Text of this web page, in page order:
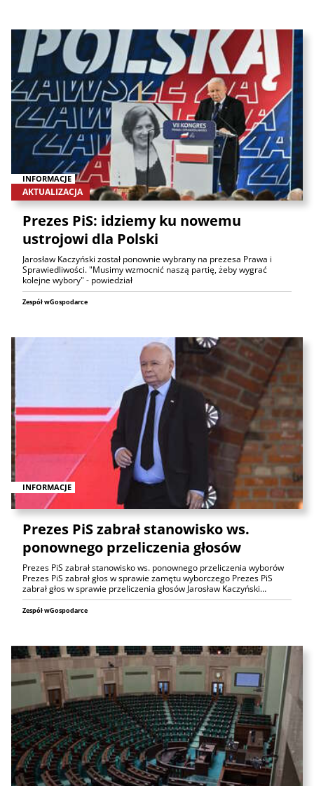
INFORMACJE
AKTUALIZACJA
Prezes PiS: idziemy ku nowemu
ustrojowi dla Polski
Jarosław Kaczyński został ponownie wybrany na prezesa Prawa i
Sprawiedliwości. "Musimy wzmocnić naszą partię, żeby wygrać
kolejne wybory" - powiedział
Zespół wGospodarce
INFORMACJE
Prezes PiS zabrał stanowisko ws.
ponownego przeliczenia głosów
Prezes PiS zabrał stanowisko ws. ponownego przeliczenia wyborów
Prezes PiS zabrał głos w sprawie zamętu wyborczego Prezes PiS
zabrał głos w sprawie przeliczenia głosów Jarosław Kaczyński…
Zespół wGospodarce